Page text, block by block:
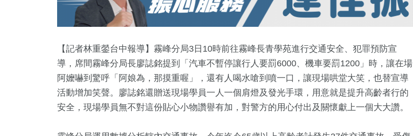
【記者林重鎣台中報導】霧峰分局3日10時前往霧峰長青學苑進行交通安全、犯罪預防宣
導，席間霧峰分局長廖誌銘提到「汽車不暫停讓行人要罰6000、機車要罰1200」時，讓在場
阿嬤嚇到驚呼「阿娘為，那摸重喔」，還有人喝水嗆到噴一口，讓現場哄堂大笑，也替宣導
活動增加笑聲。廖誌銘還贈送現場學員一人一個肩燈及發光手環，用意就是提升高齡者行的
安全，現場學員無不對這份貼心小物讚譽有加，對警方的用心付出及關懷獻上一個大大讚。